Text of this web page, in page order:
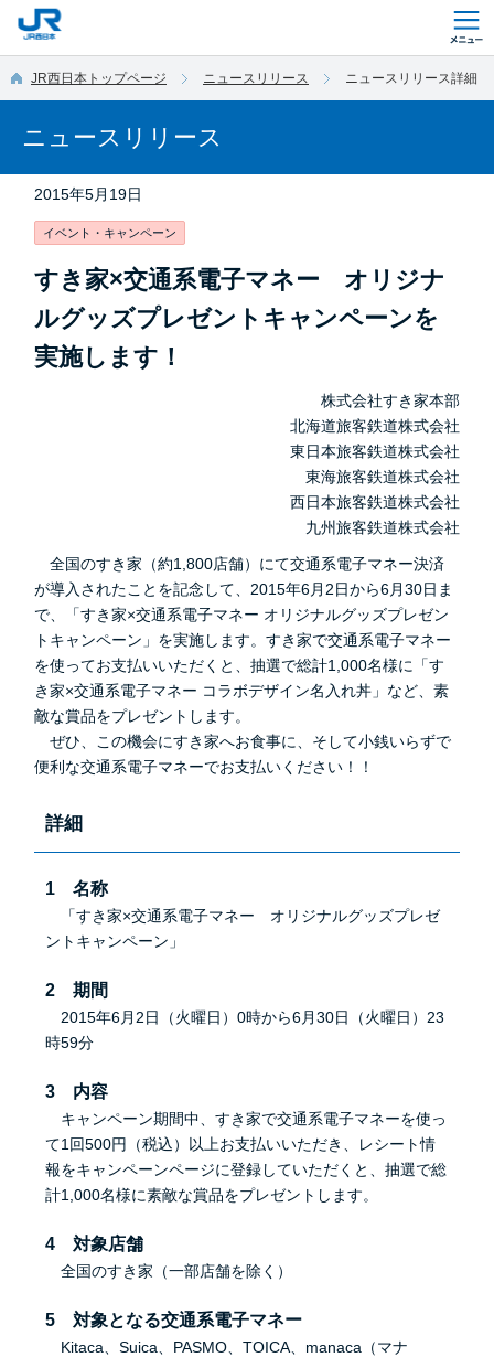
JR西日本トップページ ニュースリリース ニュースリリース詳細
ニュースリリース
2015年5月19日
イベント・キャンペーン
すき家×交通系電子マネー オリジナ
ルグッズプレゼントキャンペーンを
実施します！
株式会社すき家本部
北海道旅客鉄道株式会社
東日本旅客鉄道株式会社
東海旅客鉄道株式会社
西日本旅客鉄道株式会社
九州旅客鉄道株式会社
全国のすき家（約1,800店舗）にて交通系電子マネー決済
が導入されたことを記念して、2015年6月2日から6月30日ま
で、「すき家×交通系電子マネー オリジナルグッズプレゼン
トキャンペーン」を実施します。すき家で交通系電子マネー
を使ってお支払いいただくと、抽選で総計1,000名様に「す
き家×交通系電子マネー コラボデザイン名入れ丼」など、素
敵な賞品をプレゼントします。
ぜひ、この機会にすき家へお食事に、そして小銭いらずで
便利な交通系電子マネーでお支払いください！！
詳細
1 名称
「すき家×交通系電子マネー オリジナルグッズプレゼ
ントキャンペーン」
2 期間
2015年6月2日（火曜日）0時から6月30日（火曜日）23
時59分
3 内容
キャンペーン期間中、すき家で交通系電子マネーを使っ
て1回500円（税込）以上お支払いいただき、レシート情
報をキャンペーンページに登録していただくと、抽選で総
計1,000名様に素敵な賞品をプレゼントします。
4 対象店舗
全国のすき家（一部店舗を除く）
5 対象となる交通系電子マネー
Kitaca、Suica、PASMO、TOICA、manaca（マナ